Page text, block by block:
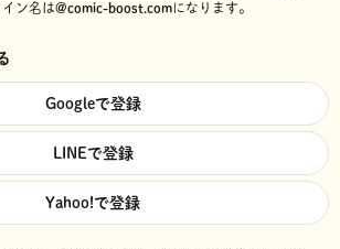
ン名は@comic-boost.comになります。
Googleで登録
LINEで登録
Yahoo!で登録